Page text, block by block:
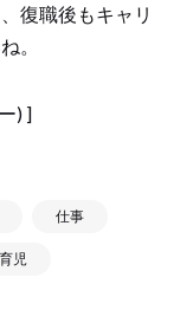
復職後もキャリ
。
) ]
仕事
育児